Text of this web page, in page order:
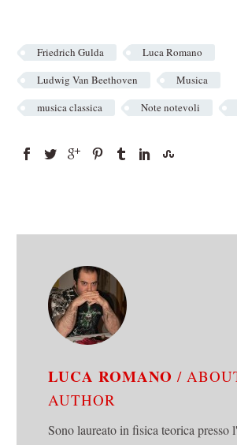
Friedrich Gulda
Luca Romano
Ludwig Van Beethoven
Musica
musica classica
Note notevoli
LUCA ROMANO/
AUTHOR
Sono laureato in fisica teorica presso